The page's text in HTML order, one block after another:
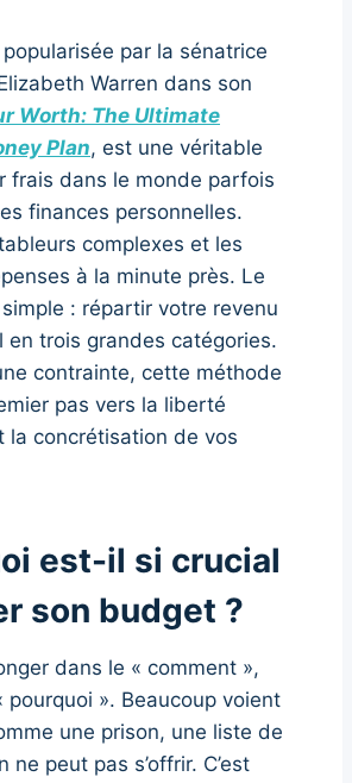
par la sénatrice
Warren dans son
Worth: The Ultimate
Plan, est une véritable
frais dans le monde parfois
finances personnelles.
complexes et les
à la minute près. Le
: répartir votre revenu
en trois grandes catégories.
contrainte, cette méthode
pas vers la liberté
la concrétisation de vos
est-il si crucial
son budget ?
dans le « comment »,
pourquoi ». Beaucoup voient
une prison, une liste de
ne peut pas s’offrir. C’est